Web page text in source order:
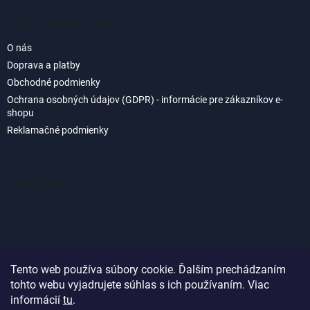
Tento web používa súbory cookie. Ďalším prechádzaním
tohto webu vyjadrujete súhlas s ich používaním. Viac
informácií tu.
O nás
Doprava a platby
Obchodné podmienky
Ochrana osobných údajov (GDPR) - informácie pre zákazníkov e-
shopu
Reklamačné podmienky
Sledovať na Instagrame